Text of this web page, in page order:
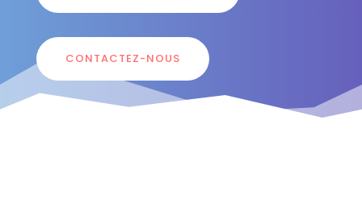
CONTACTEZ-NOUS